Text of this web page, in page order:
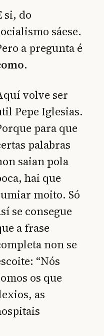
si, do
sáese.
a pregunta é
.
volve ser
Pepe Iglesias.
para que
palabras
saian pola
hai que
moito. Só
se consegue
a frase
non se
“Nós
os que
as